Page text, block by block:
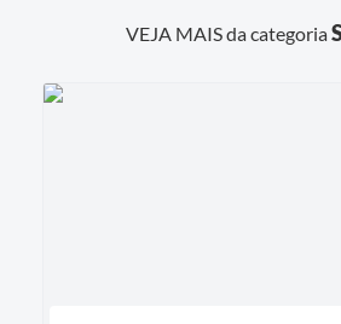
VEJA MAIS da categoria